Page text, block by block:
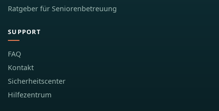
Ratgeber für Seniorenbetreuung
SUPPORT
FAQ
Kontakt
Sicherheitscenter
Hilfezentrum